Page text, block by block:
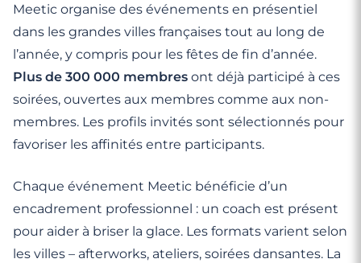
Meetic organise des événements en présentiel
dans les grandes villes françaises tout au long de
l’année, y compris pour les fêtes de fin d’année.
Plus de 300 000 membres ont déjà participé à ces
soirées, ouvertes aux membres comme aux non-
membres. Les profils invités sont sélectionnés pour
favoriser les affinités entre participants.
Chaque événement Meetic bénéficie d’un
encadrement professionnel : un coach est présent
pour aider à briser la glace. Les formats varient selon
les villes – afterworks, ateliers, soirées dansantes. La